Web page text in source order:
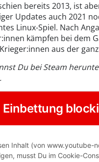
bereits 2013, ist
Updates auch 2021
Linux-Spiel. Nach
kämpfen bei dem
aus der
Du bei Steam